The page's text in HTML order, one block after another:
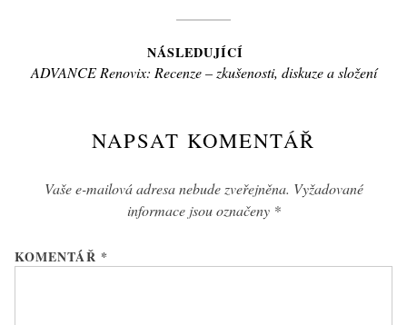
NÁSLEDUJÍCÍ
Následující
ADVANCE Renovix: Recenze – zkušenosti, diskuze a složení
NAPSAT KOMENTÁŘ
Vaše e-mailová adresa nebude zveřejněna. Vyžadované
informace jsou označeny *
KOMENTÁŘ *